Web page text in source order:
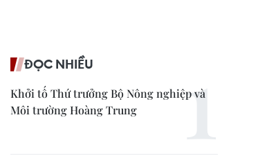
ĐỌC NHIỀU
Khởi tố Thứ trưởng Bộ Nông nghiệp và
Môi trường Hoàng Trung